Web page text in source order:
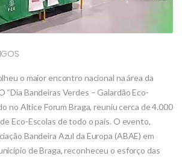
o maior encontro nacional na área da
“Dia Bandeiras Verdes – Galardão Eco-
no Altice Forum Braga, reuniu cerca de 4.000
Eco-Escolas de todo o país. O evento,
Bandeira Azul da Europa (ABAE) em
de Braga, reconheceu o esforço das